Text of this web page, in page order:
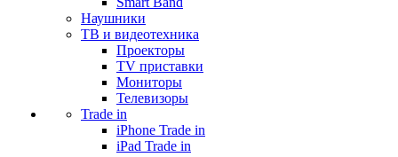
Наушники
ТВ и видеотехника
Проекторы
TV приставки
Мониторы
Телевизоры
Trade in
iPhone Trade in
iPad Trade in